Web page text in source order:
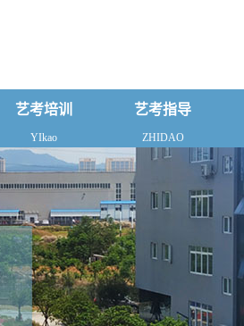
艺考培训
YIkao
艺考指导
ZHIDAO